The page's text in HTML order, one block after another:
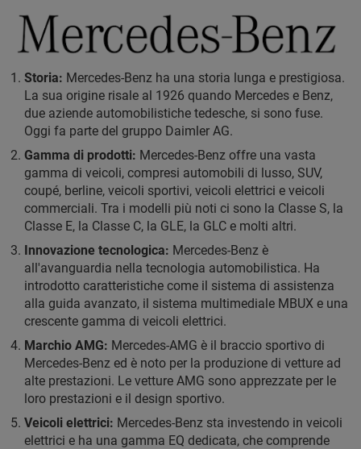
Storia: Mercedes-Benz ha una storia lunga e prestigiosa.
La sua origine risale al 1926 quando Mercedes e Benz,
due aziende automobilistiche tedesche, si sono fuse.
Oggi fa parte del gruppo Daimler AG.
Gamma di prodotti: Mercedes-Benz offre una vasta
gamma di veicoli, compresi automobili di lusso, SUV,
coupé, berline, veicoli sportivi, veicoli elettrici e veicoli
commerciali. Tra i modelli più noti ci sono la Classe S, la
Classe E, la Classe C, la GLE, la GLC e molti altri.
Innovazione tecnologica: Mercedes-Benz è
all'avanguardia nella tecnologia automobilistica. Ha
introdotto caratteristiche come il sistema di assistenza
alla guida avanzato, il sistema multimediale MBUX e una
crescente gamma di veicoli elettrici.
Marchio AMG: Mercedes-AMG è il braccio sportivo di
Mercedes-Benz ed è noto per la produzione di vetture ad
alte prestazioni. Le vetture AMG sono apprezzate per le
loro prestazioni e il design sportivo.
Veicoli elettrici: Mercedes-Benz sta investendo in veicoli
elettrici e ha una gamma EQ dedicata, che comprende